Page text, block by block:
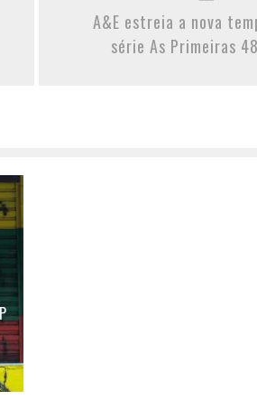
A&E estreia a nova
série As Primeiras